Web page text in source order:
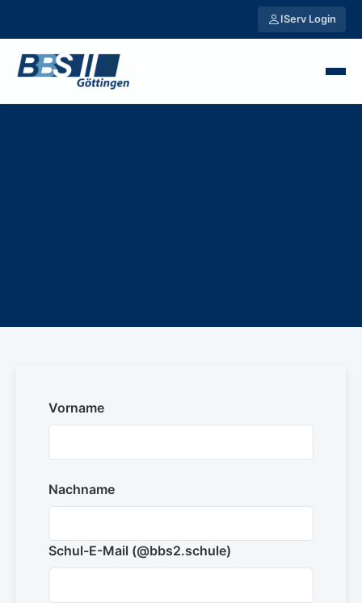
IServ Login
Vorname
Nachname
Schul-E-Mail (@bbs2.schule)